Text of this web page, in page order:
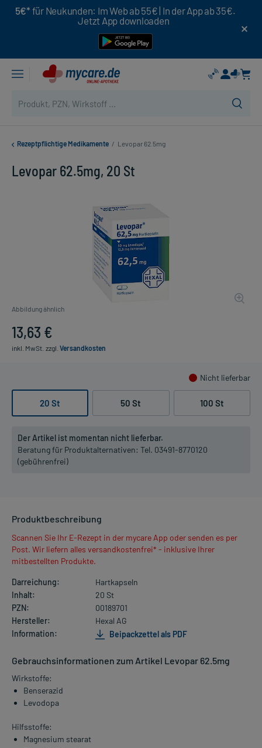
5€* für Neukunden: Im Web ab 55€ | In der App ab 35€.
Jetzt App downloaden
Rezeptpflichtige Medikamente / Levopar 62.5mg
Levopar 62.5mg, 20 St
Abbildung ähnlich
13,63 €
inkl. MwSt. zzgl. Versandkosten
Nicht lieferbar
20 St 50 St 100 St
Der Artikel ist momentan nicht lieferbar.
Beratung für Produktalternativen: Tel. 03491-8770120
(gebührenfrei)
Produktbeschreibung
Scannen Sie Ihr E-Rezept in der mycare App oder senden es per
Post. Wir liefern alles versandkostenfrei* - inklusive Ihrer
mitbestellten Produkte.
Darreichung:
Hartkapseln
Inhalt:
20 St
PZN:
00189701
Hersteller:
Hexal AG
Information:
Beipackzettel als PDF
Gebrauchsinformationen zum Artikel Levopar 62.5mg
Wirkstoffe:
Benserazid
Levodopa
Hilfsstoffe:
Magnesium stearat